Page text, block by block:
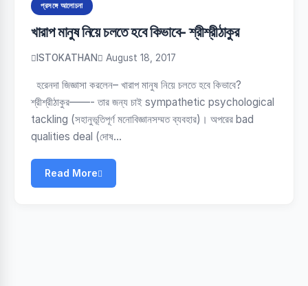
প্রসঙ্গে আলোচনা
খারাপ মানুষ নিয়ে চলতে হবে কিভাবে- শ্রীশ্রীঠাকুর
ISTOKATHAN August 18, 2017
হরেনদা জিজ্ঞাসা করলেন– খারাপ মানুষ নিয়ে চলতে হবে কিভাবে?
শ্রীশ্রীঠাকুর——- তার জন্য চাই sympathetic psychological
tackling (সহানুভূতিপূর্ণ মনোবিজ্ঞানসম্মত ব্যবহার)। অপরের bad
qualities deal (দোষ…
Read More